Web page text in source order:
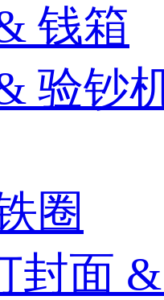
钱箱
验钞
圈
封面